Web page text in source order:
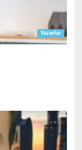
Yazarlar